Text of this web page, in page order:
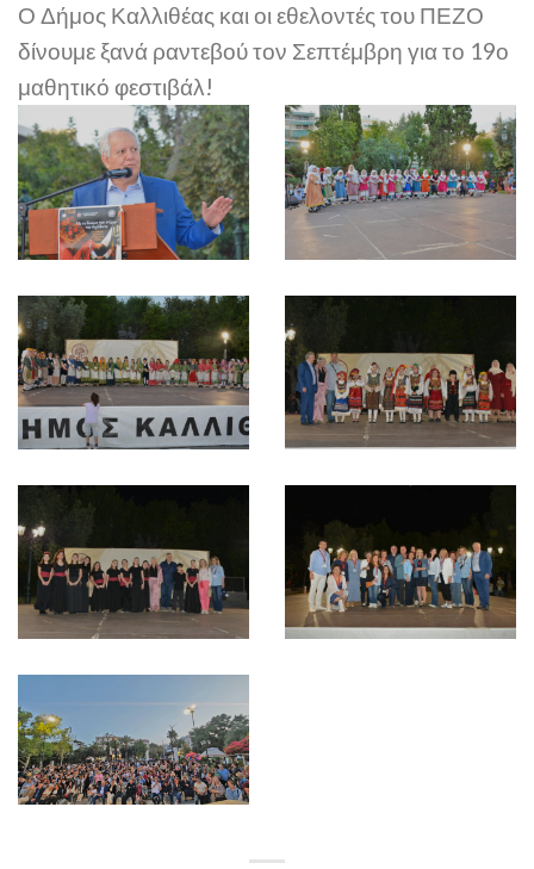
Ο Δήμος Καλλιθέας και οι εθελοντές του ΠΕΖΟ
δίνουμε ξανά ραντεβού τον Σεπτέμβρη για το 19ο
μαθητικό φεστιβάλ!